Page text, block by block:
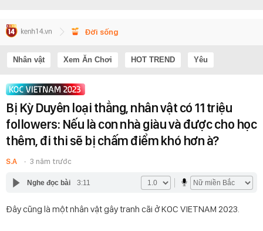
Đời sống
Nhân vật Xem Ăn Chơi HOT TREND Yêu
Bị Kỳ Duyên loại thẳng, nhân vật có 11 triệu
followers: Nếu là con nhà giàu và được cho học
thêm, đi thi sẽ bị chấm điểm khó hơn à?
S.A 3 năm trước
Nghe đọc bài 3:11
Đây cũng là một nhân vật gây tranh cãi ở KOC VIETNAM 2023.